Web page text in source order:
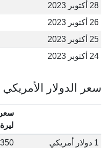
28 أكتوبر 2023
26 أكتوبر 2023
25 أكتوبر 2023
24 أكتوبر 2023
سعر الدولار
1 دولار أمريكي